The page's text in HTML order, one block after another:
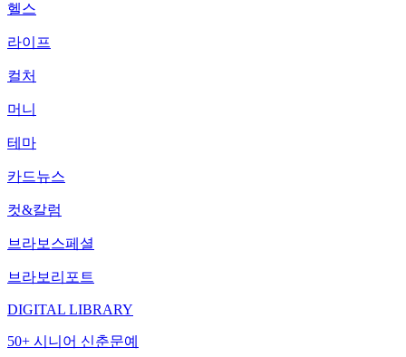
헬스
라이프
컬처
머니
테마
카드뉴스
컷&칼럼
브라보스페셜
브라보리포트
DIGITAL LIBRARY
50+ 시니어 신춘문예